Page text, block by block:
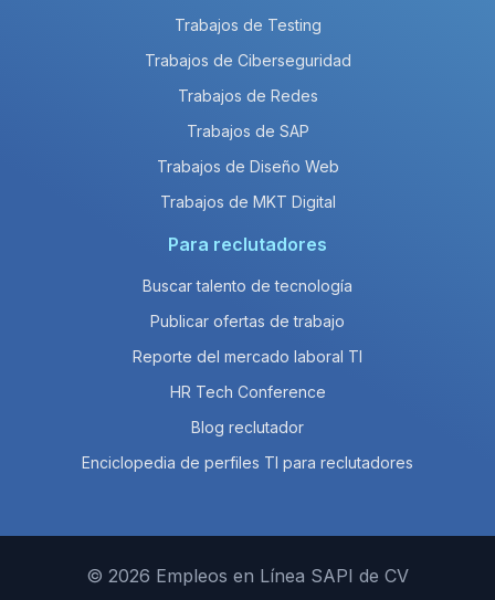
Trabajos de Testing
Trabajos de Ciberseguridad
Trabajos de Redes
Trabajos de SAP
Trabajos de Diseño Web
Trabajos de MKT Digital
Para reclutadores
Buscar talento de tecnología
Publicar ofertas de trabajo
Reporte del mercado laboral TI
HR Tech Conference
Blog reclutador
Enciclopedia de perfiles TI para reclutadores
© 2026 Empleos en Línea SAPI de CV